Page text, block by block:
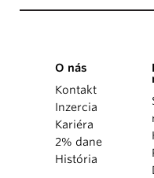
O nás
Kontakt
Inzercia
Kariéra
2% dane
História